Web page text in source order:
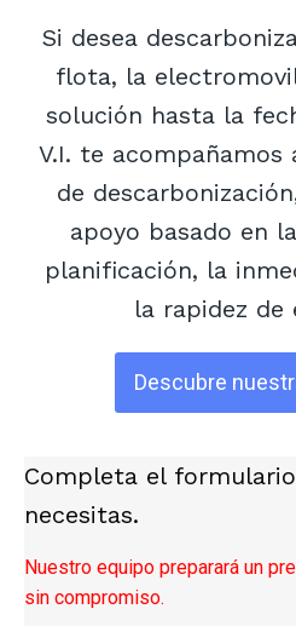
Si desea
flota, la
solución hasta la
V.I. te
de
apoyo basado en
planificación, la
la rapidez de
Descubre
Completa el
necesitas.
Nuestro equipo preparará un
sin compromiso.